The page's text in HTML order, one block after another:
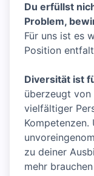
Du erfüllst
Problem,
Für uns ist es
Position
Diversität ist
überzeugt
vielfältiger
Kompetenzen.
zu deiner
mehr